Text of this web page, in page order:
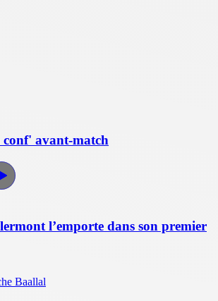
avant-match
l’emporte dans son premier